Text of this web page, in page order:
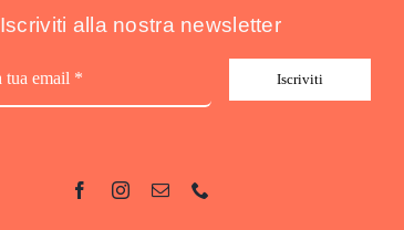
Iscriviti alla nostra newsletter
Iscriviti